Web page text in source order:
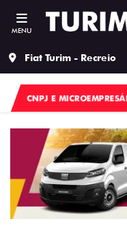
MENU
Fiat Turim - Recreio
CNPJ E